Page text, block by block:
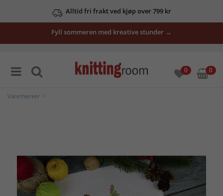
Alltid fri frakt ved kjøp over 799 kr
Fyll sommeren med kreative stunder →
0 0
Varemerker